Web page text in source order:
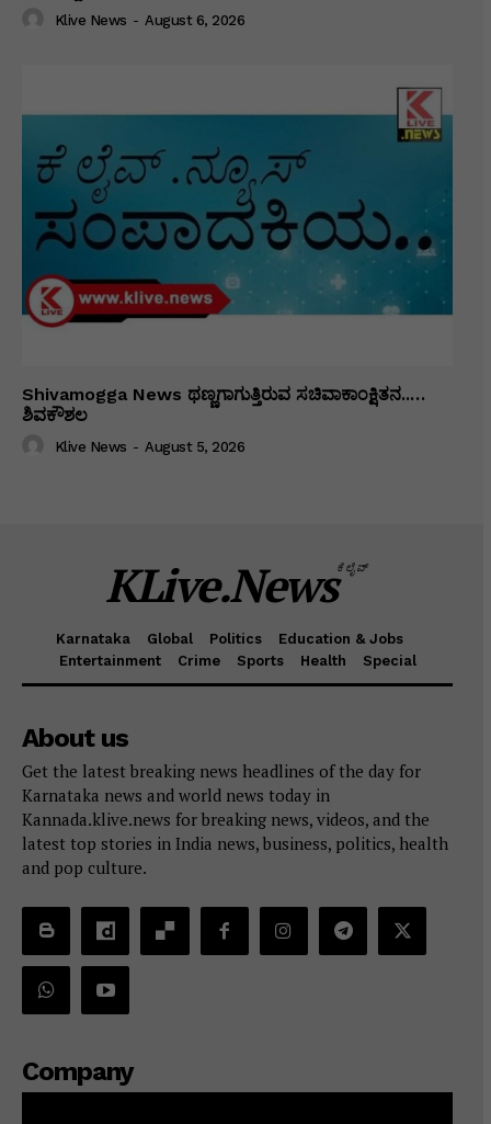
Klive News - August 6, 2026
Shivamogga News ಥಣ್ಣಗಾಗುತ್ತಿರುವ ಸಚಿವಾಕಾಂಕ್ಷಿತನ..…
ಶಿವಕೌಶಲ
Klive News - August 5, 2026
KLive.Newsಕೆಲೈವ್
Karnataka Global Politics
Education & Jobs
Entertainment
Crime Sports Health Special
About us
Get the latest breaking news headlines of the day for
Karnataka news and world news today in
Kannada.klive.news for breaking news, videos, and the
latest top stories in India news, business, politics, health
and pop culture.
Company